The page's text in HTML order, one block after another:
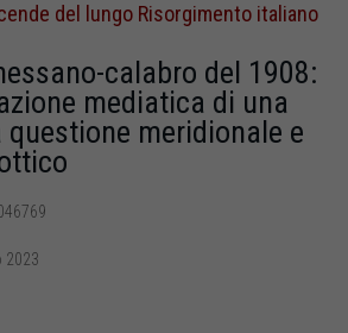
del lungo Risorgimento italiano
calabro del 1908:
mediatica di una
meridionale e
2023